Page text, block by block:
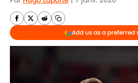
Add us as a preferred